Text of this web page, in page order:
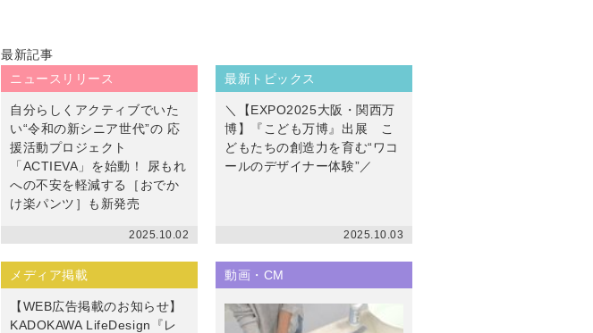
最新記事
ニュースリリース
自分らしくアクティブでいた
い“令和の新シニア世代”の 応
援活動プロジェクト
「ACTIEVA」を始動！ 尿もれ
への不安を軽減する［おでか
け楽パンツ］も新発売
2025.10.02
最新トピックス
＼【EXPO2025大阪・関西万
博】『こども万博』出展 こ
どもたちの創造力を育む“ワコ
ールのデザイナー体験”／
2025.10.03
メディア掲載
【WEB広告掲載のお知らせ】
KADOKAWA LifeDesign『レ
動画・CM